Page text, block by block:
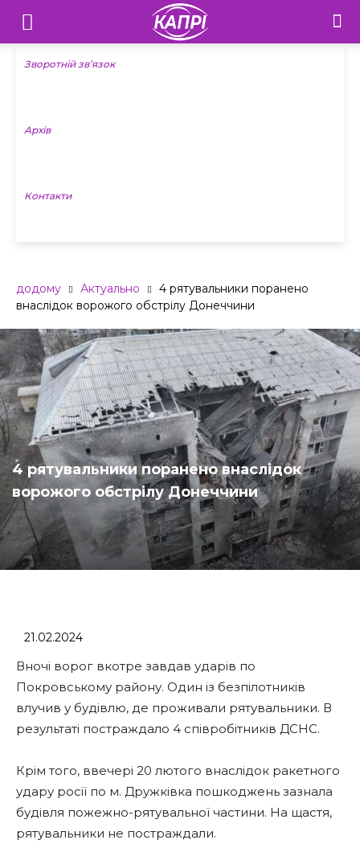
Телебачення
«Капрі»
Новини
Зворотній зв’язок
Архів
Контакти
додому Актуально
4 рятувальники поранено
внаслідок ворожого обстрілу Донеччини
4 рятувальники поранено внаслідок
ворожого обстрілу Донеччини
21.02.2024
Вночі ворог вкотре завдав ударів по
Покровському району. Один із безпілотників
влучив у будівлю, де проживали рятувальники. В
результаті постраждало 4 співробітників ДСНС.
Крім того, ввечері 20 лютого внаслідок ракетного
удару росії по м. Дружківка пошкоджень зазнала
будівля пожежно-рятувальної частини. На щастя,
рятувальники не постраждали.